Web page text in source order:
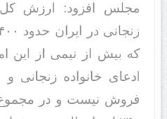
مجلس افزود: ارزش کل
که بیش از نیمی از این
ادعای خانواده زنجانی
فروش نیست و در